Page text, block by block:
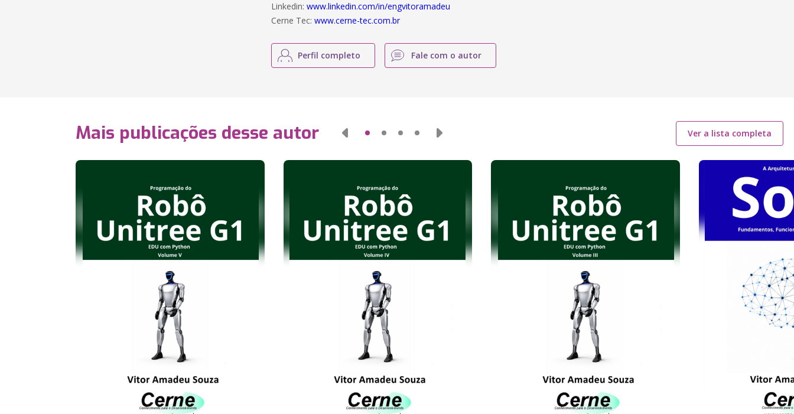
Linkedin:www.linkedin.com/in/engvitoramadeu
Cerne Tec:www.cerne-tec.com.br
Perfil completo Fale com o autor
Mais publicações desse autor Ver a lista completa